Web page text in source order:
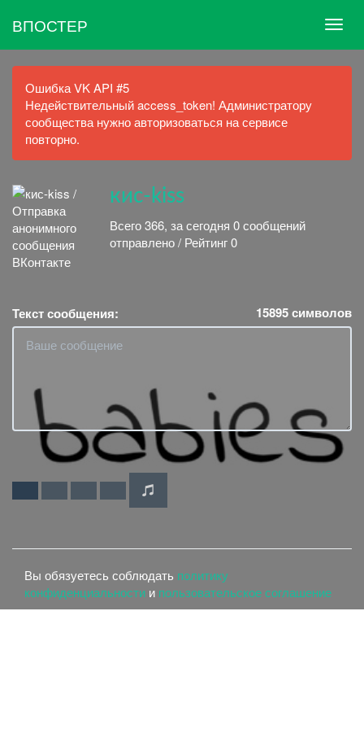
ВПОСТЕР
Ошибка VK API #5
Недействительный access_token! Администратору
сообщества нужно авторизоваться на сервисе
повторно.
кис-kiss
Всего 366, за сегодня 0 сообщений
отправлено / Рейтинг 0
Текст сообщения: 15895символов
Вы обязуетесь соблюдать политику
конфиденциальности и пользовательское соглашение